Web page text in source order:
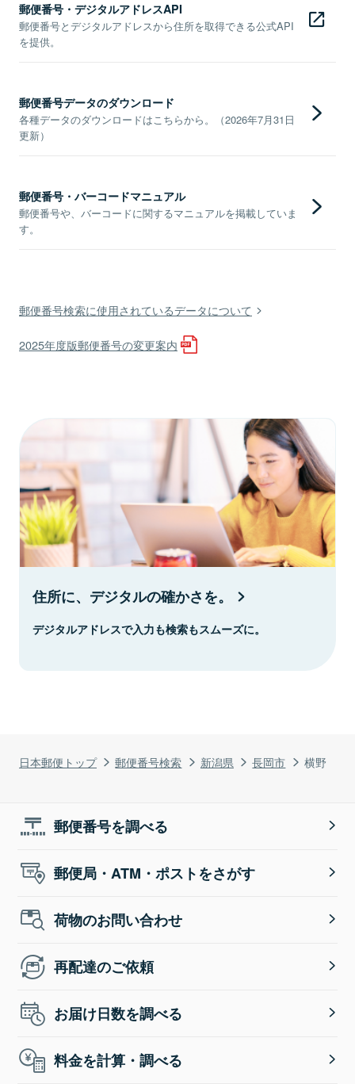
日本郵便トップ 郵便番号検索 新潟県 長岡市 横野
郵便番号・デジタルアドレスAPI
郵便番号とデジタルアドレスから住所を取得できる公式API
を提供。
郵便番号データのダウンロード
各種データのダウンロードはこちらから。（2026年7月31日
更新）
郵便番号・バーコードマニュアル
郵便番号や、バーコードに関するマニュアルを掲載していま
す。
郵便番号検索に使用されているデータについて
2025年度版郵便番号の変更案内
住所に、デジタルの確かさを。
デジタルアドレスで入力も検索もスムーズに。
郵便番号を調べる
郵便局・ATM・ポストをさがす
荷物のお問い合わせ
再配達のご依頼
お届け日数を調べる
料金を計算・調べる